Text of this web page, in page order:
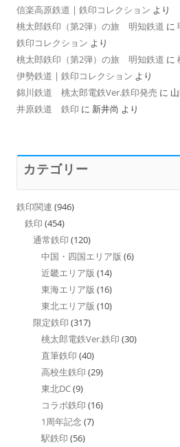
信楽高原鉄道 | 鉄印コレクション より
桃太郎鉄印（第2弾）の旅 明知鉄道 に
鉄印コレクション より
桃太郎鉄印（第2弾）の旅 明知鉄道 に
伊勢鉄道 | 鉄印コレクション より
錦川鉄道 桃太郎電鉄Ver.鉄印発売 に
井原鉄道 鉄印 に 新井尚 より
カテゴリー
鉄印関連 (946)
鉄印 (454)
通常鉄印 (120)
中国・四国エリア版 (6)
近畿エリア版 (14)
東海エリア版 (16)
東北エリア版 (10)
限定鉄印 (317)
桃太郎電鉄Ver.鉄印 (30)
直筆鉄印 (40)
高校生鉄印 (29)
東北DC(9)
コラボ鉄印 (16)
1周年記念 (7)
駅鉄印 (56)